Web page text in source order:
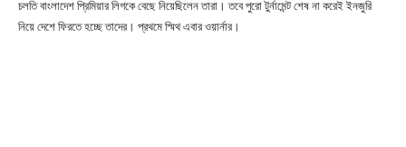
চলতি বাংলাদেশ প্রিমিয়ার লিগকে বেছে নিয়েছিলেন তারা। তবে পুরো টুর্নামেন্ট শেষ না করেই ইনজুরি
নিয়ে দেশে ফিরতে হচ্ছে তাদের। প্রথমে স্মিথ এবার ওয়ার্নার।